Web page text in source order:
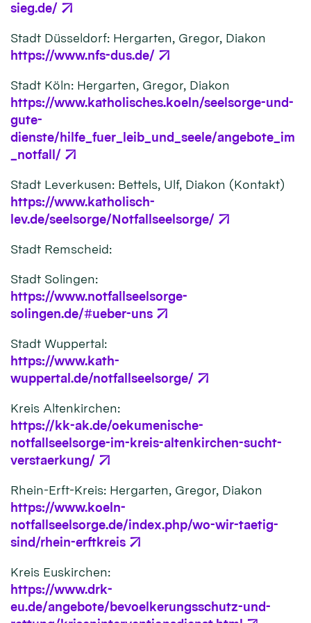
sieg.de/
Stadt Düsseldorf: Hergarten, Gregor, Diakon
https://www.nfs-dus.de/
Stadt Köln: Hergarten, Gregor, Diakon
https://www.katholisches.koeln/seelsorge-und-
gute-
dienste/hilfe_fuer_leib_und_seele/angebote_im
_notfall/
Stadt Leverkusen: Bettels, Ulf, Diakon (Kontakt)
https://www.katholisch-
lev.de/seelsorge/Notfallseelsorge/
Stadt Remscheid:
Stadt Solingen:
https://www.notfallseelsorge-
solingen.de/#ueber-uns
Stadt Wuppertal:
https://www.kath-
wuppertal.de/notfallseelsorge/
Kreis Altenkirchen:
https://kk-ak.de/oekumenische-
notfallseelsorge-im-kreis-altenkirchen-sucht-
verstaerkung/
Rhein-Erft-Kreis: Hergarten, Gregor, Diakon
https://www.koeln-
notfallseelsorge.de/index.php/wo-wir-taetig-
sind/rhein-erftkreis
Kreis Euskirchen:
https://www.drk-
eu.de/angebote/bevoelkerungsschutz-und-